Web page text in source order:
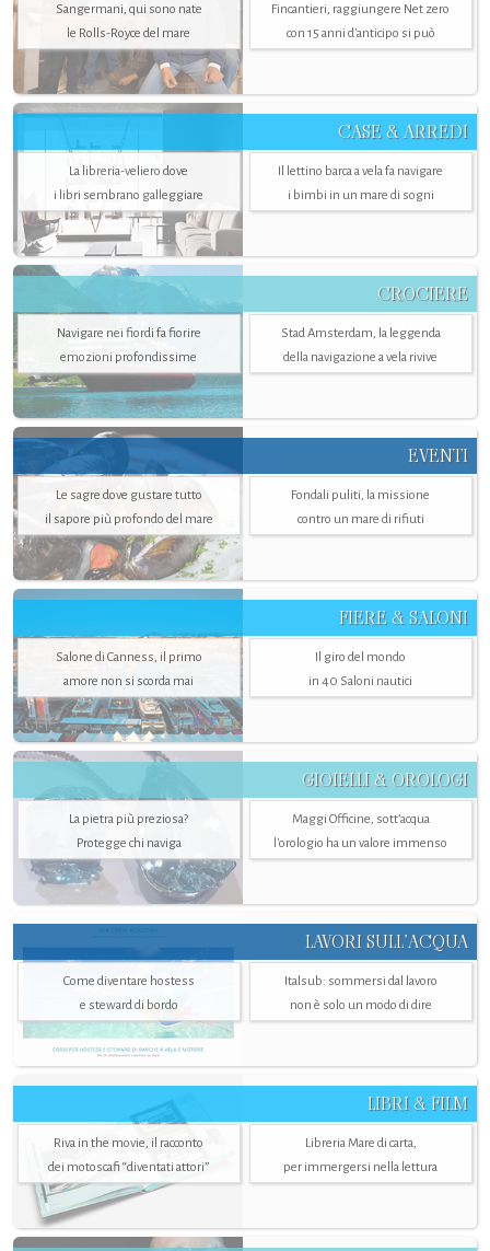
Sangermani, qui sono nate
le Rolls-Royce del mare
Fincantieri, raggiungere Net zero
con 15 anni d'anticipo si può
CASE & ARREDI
La libreria-veliero dove
i libri sembrano galleggiare
Il lettino barca a vela fa navigare
i bimbi in un mare di sogni
CROCIERE
Navigare nei fiordi fa fiorire
emozioni profondissime
Stad Amsterdam, la leggenda
della navigazione a vela rivive
EVENTI
Le sagre dove gustare tutto
il sapore più profondo del mare
Fondali puliti, la missione
contro un mare di rifiuti
FIERE & SALONI
Salone di Canness, il primo
amore non si scorda mai
Il giro del mondo
in 40 Saloni nautici
GIOIELLI & OROLOGI
La pietra più preziosa?
Protegge chi naviga
Maggi Officine, sott’acqua
l'orologio ha un valore immenso
LAVORI SULL’ACQUA
Come diventare hostess
e steward di bordo
Italsub: sommersi dal lavoro
non è solo un modo di dire
LIBRI & FILM
Riva in the movie, il racconto
dei motoscafi “diventati attori”
Libreria Mare di carta,
per immergersi nella lettura